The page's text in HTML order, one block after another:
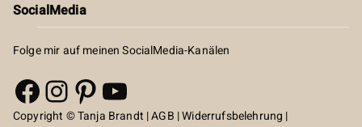
SocialMedia
Folge mir auf meinen SocialMedia-Kanälen
Facebook
Instagram
Pinterest
YouTube
Copyright © Tanja Brandt |AGB |Widerrufsbelehrung |